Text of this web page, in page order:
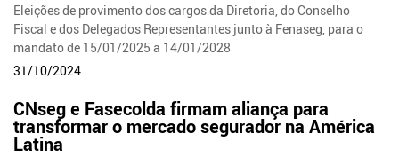
Eleições de provimento dos cargos da Diretoria, do Conselho
Fiscal e dos Delegados Representantes junto à Fenaseg, para o
mandato de 15/01/2025 a 14/01/2028
31/10/2024
CNseg e Fasecolda firmam aliança para
transformar o mercado segurador na América
Latina